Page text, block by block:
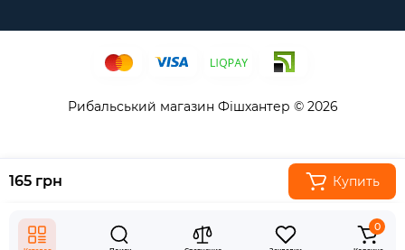
0
165 грн Купить
Рибальський магазин Фішхантер © 2026